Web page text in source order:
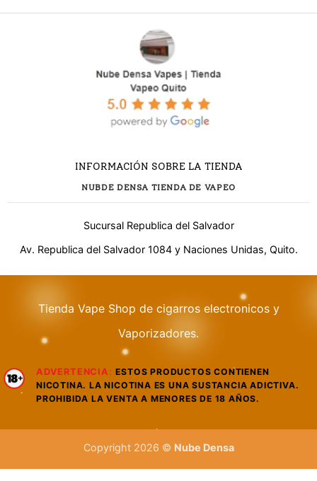
INFORMACIÓN SOBRE LA TIENDA
NUBDE DENSA TIENDA DE VAPEO
Sucursal Republica del Salvador
Av. Republica del Salvador 1084 y Naciones Unidas, Quito.
Tienda Vape Shop de cigarros electronicos y
Vaporizadores.
ADVERTENCIA : ESTOS PRODUCTOS CONTIENEN
NICOTINA. LA NICOTINA ES UNA SUSTANCIA ADICTIVA.
PROHIBIDA LA VENTA A MENORES DE 18 AÑOS.
WhatsApp
Respuesta rápida
LIVE CHAT
Copyright 2026 © Nube Densa